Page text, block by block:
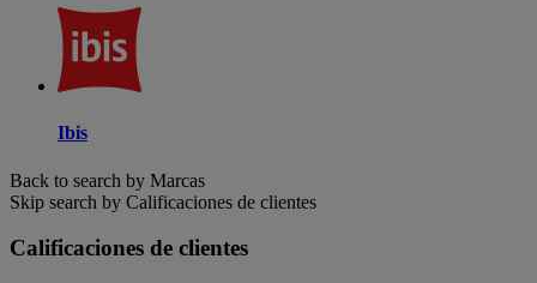
Ibis
Back to search by Marcas
Skip search by Calificaciones de clientes
Calificaciones de clientes